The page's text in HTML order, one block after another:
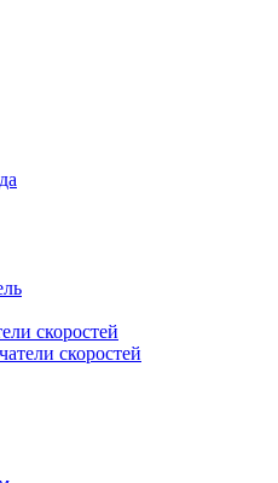
скоростей
скоростей